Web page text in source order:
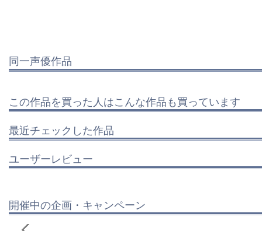
同一声優作品
この作品を買った人はこんな作品も買っています
最近チェックした作品
ユーザーレビュー
開催中の企画・キャンペーン